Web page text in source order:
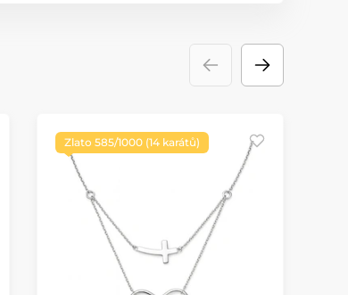
Zlato 585/1000 (14 karátů)